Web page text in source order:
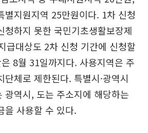
별지원지역 25만원이다. 1차 신청
청하지 못한 국민기초생활보장제
급대상도 2차 신청 기간에 신청할
8월 31일까지다. 사용지역은 주
단체로 제한된다. 특별시·광역시
광역시, 도는 주소지에 해당하는
을 사용할 수 있다.